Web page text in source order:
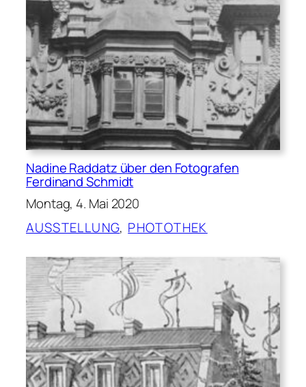
Nadine Raddatz über den Fotografen
Ferdinand Schmidt
Montag, 4. Mai 2020
AUSSTELLUNG, PHOTOTHEK